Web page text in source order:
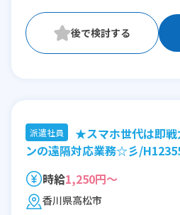
派遣社員
★スマホ世代は即
ンの遠隔対応業務☆彡/
時給1,250円～
香川県高松市